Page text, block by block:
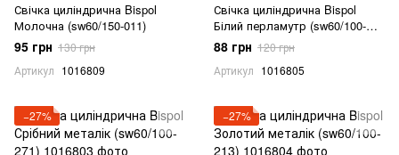
Свічка циліндрична Bispol
Молочна (sw60/150-011)
95 грн 130 грн
Артикул 1016809
Свічка циліндрична Bispol
Білий перламутр (sw60/100-
190)
88 грн 120 грн
Артикул 1016805
−27% −27%